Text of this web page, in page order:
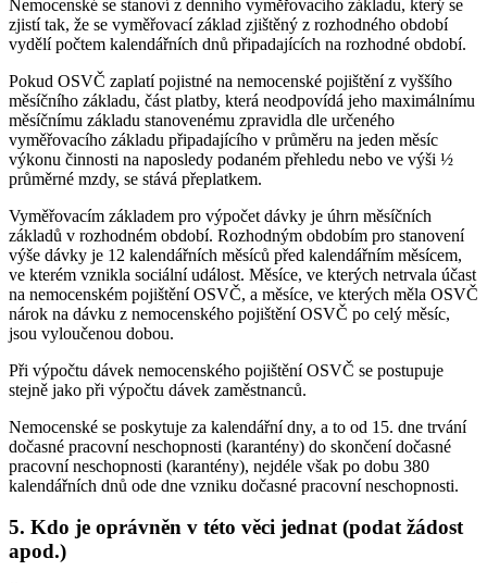
Nemocenské se stanoví z denního vyměřovacího základu, který se
zjistí tak, že se vyměřovací základ zjištěný z rozhodného období
vydělí počtem kalendářních dnů připadajících na rozhodné období.
Pokud OSVČ zaplatí pojistné na nemocenské pojištění z vyššího
měsíčního základu, část platby, která neodpovídá jeho maximálnímu
měsíčnímu základu stanovenému zpravidla dle určeného
vyměřovacího základu připadajícího v průměru na jeden měsíc
výkonu činnosti na naposledy podaném přehledu nebo ve výši ½
průměrné mzdy, se stává přeplatkem.
Vyměřovacím základem pro výpočet dávky je úhrn měsíčních
základů v rozhodném období. Rozhodným obdobím pro stanovení
výše dávky je 12 kalendářních měsíců před kalendářním měsícem,
ve kterém vznikla sociální událost. Měsíce, ve kterých netrvala účast
na nemocenském pojištění OSVČ, a měsíce, ve kterých měla OSVČ
nárok na dávku z nemocenského pojištění OSVČ po celý měsíc,
jsou vyloučenou dobou.
Při výpočtu dávek nemocenského pojištění OSVČ se postupuje
stejně jako při výpočtu dávek zaměstnanců.
Nemocenské se poskytuje za kalendářní dny, a to od 15. dne trvání
dočasné pracovní neschopnosti (karantény) do skončení dočasné
pracovní neschopnosti (karantény), nejdéle však po dobu 380
kalendářních dnů ode dne vzniku dočasné pracovní neschopnosti.
5. Kdo je oprávněn v této věci jednat (podat žádost
apod.)